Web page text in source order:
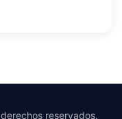
reservados.